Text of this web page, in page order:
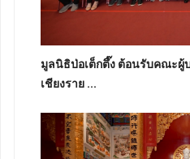
มูลนิธิป่อเต็กตึ๊ง ต้อนรับคณะผู้
เชียงราย ...